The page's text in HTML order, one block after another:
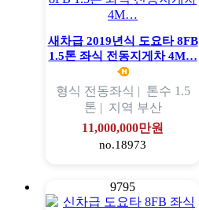
새차급 2019년식 도요타 8FB
1.5톤 좌식 전동지게차 4M…
형식 전동좌식 | 톤수 1.5
톤 | 지역 부산
11,000,000만원
no.18973
9795